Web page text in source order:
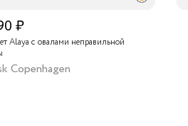
₽
Alaya с овалами неправильной
Copenhagen